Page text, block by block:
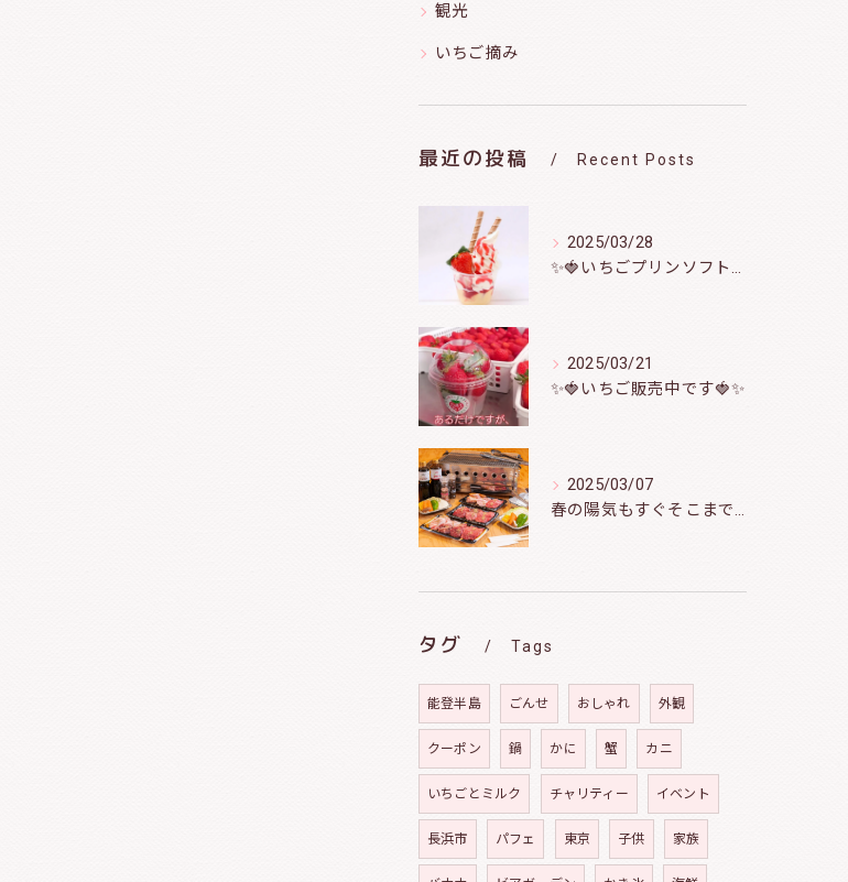
観光
いちご摘み
最近の投稿 Recent Posts
2025/03/28
✨️🍓いちごプリンソフト🍮🍦
2025/03/21
✨️🍓いちご販売中です🍓✨️
2025/03/07
春の陽気もすぐそこまで！バーベキューで盛り上がりましょう♪
タグ Tags
能登半島 ごんせ おしゃれ 外観
クーポン 鍋 かに 蟹 カニ
いちごとミルク チャリティー イベント
長浜市 パフェ 東京 子供 家族